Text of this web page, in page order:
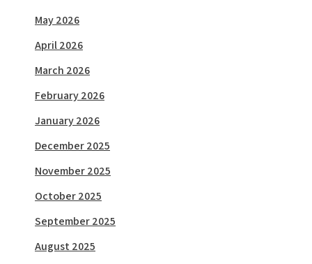
May 2026
April 2026
March 2026
February 2026
January 2026
December 2025
November 2025
October 2025
September 2025
August 2025